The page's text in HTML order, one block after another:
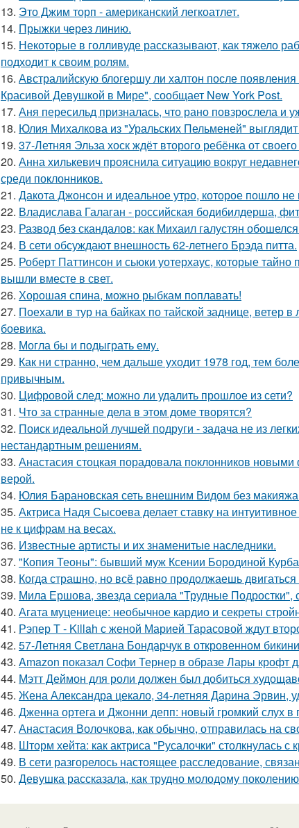
13. Это Джим торп - американский легкоатлет.
14. Прыжки через линию.
15. Некоторые в голливуде рассказывают, как тяжело
подходит к своим ролям.
16. Австралийскую блогершу ли халтон после
Красивой Девушкой в Мире", сообщает New York Post.
17. Аня пересильд призналась, что рано повзрослела и
18. Юлия Михалкова из "Уральских Пельменей"
19. 37-Летняя Эльза хоск ждёт второго ребёнка от
20. Анна хилькевич прояснила ситуацию вокруг
среди поклонников.
21. Дакота Джонсон и идеальное утро, которое пошло не
22. Владислава Галаган - российская бодибилдерша,
23. Развод без скандалов: как Михаил галустян
24. В сети обсуждают внешность 62-летнего Брэда питта.
25. Роберт Паттинсон и сьюки уотерхаус, которые
вышли вместе в свет.
26. Хорошая спина, можно рыбкам поплавать!
27. Поехали в тур на байках по тайской заднице, ветер
боевика.
28. Могла бы и подыграть ему.
29. Как ни странно, чем дальше уходит 1978 год, тем
привычным.
30. Цифровой след: можно ли удалить прошлое из сети?
31. Что за странные дела в этом доме творятся?
32. Поиск идеальной лучшей подруги - задача не из
нестандартным решениям.
33. Анастасия стоцкая порадовала поклонников
верой.
34. Юлия Барановская сеть внешним Видом без
35. Актриса Надя Сысоева делает ставку на
не к цифрам на весах.
36. Известные артисты и их знаменитые наследники.
37. "Копия Теоны": бывший муж Ксении Бородиной
38. Когда страшно, но всё равно продолжаешь
39. Мила Ершова, звезда сериала "Трудные Подростки",
40. Агата муцениеце: необычное кардио и секреты
41. Рэпер T - Killah с женой Марией Тарасовой ждут
42. 57-Летняя Светлана Бондарчук в откровенном
43. Amazon показал Софи Тернер в образе Лары крофт
44. Мэтт Деймон для роли должен был добиться
45. Жена Александра цекало, 34-летняя Дарина Эрвин,
46. Дженна ортега и Джонни депп: новый громкий слух в
47. Анастасия Волочкова, как обычно, отправилась на
48. Шторм хейта: как актриса "Русалочки" столкнулась с
49. В сети разгорелось настоящее расследование,
50. Девушка рассказала, как трудно молодому